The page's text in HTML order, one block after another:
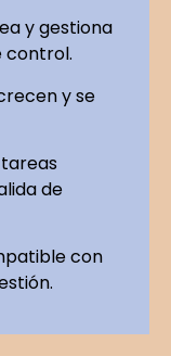
y gestiona
control.
y se
de
con